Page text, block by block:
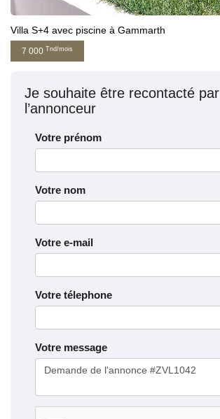
Villa S+4 avec piscine à Gammarth
7 000 Tnd/mois
Je souhaite être recontacté par
l’annonceur
Votre prénom
Votre nom
Votre e-mail
Votre télephone
Votre message